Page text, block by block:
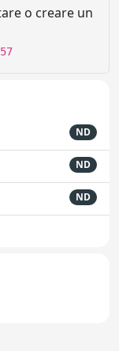
o creare un
ND
ND
ND